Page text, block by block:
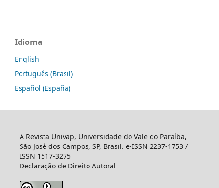
Idioma
English
Português (Brasil)
Español (España)
A Revista Univap, Universidade do Vale do Paraíba,
São José dos Campos, SP, Brasil. e-ISSN 2237-1753 /
ISSN 1517-3275
Declaração de Direito Autoral